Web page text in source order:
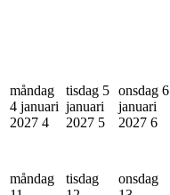
måndag
4 januari
2027 4
tisdag 5
januari
2027 5
onsdag 6
januari
2027 6
måndag
tisdag
onsdag